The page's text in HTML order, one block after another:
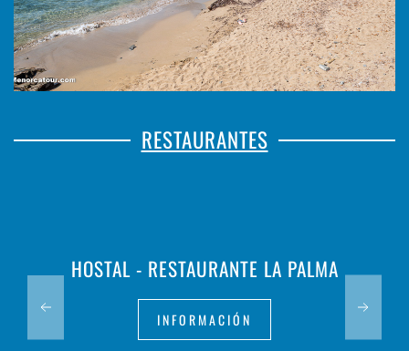
RESTAURANTES
HOSTAL - RESTAURANTE LA PALMA
INFORMACIÓN